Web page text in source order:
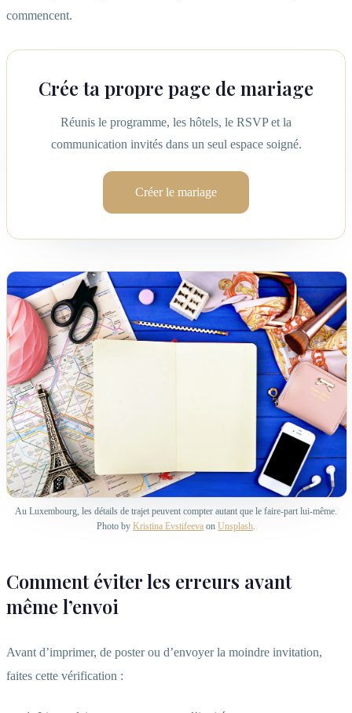
commencent.
Crée ta propre page de mariage
Réunis le programme, les hôtels, le RSVP et la
communication invités dans un seul espace soigné.
Créer le mariage
Au Luxembourg, les détails de trajet peuvent compter autant que le faire-part lui-même.
Photo by Kristina Evstifeeva on Unsplash.
Comment éviter les erreurs avant
même l’envoi
Avant d’imprimer, de poster ou d’envoyer la moindre invitation,
faites cette vérification :